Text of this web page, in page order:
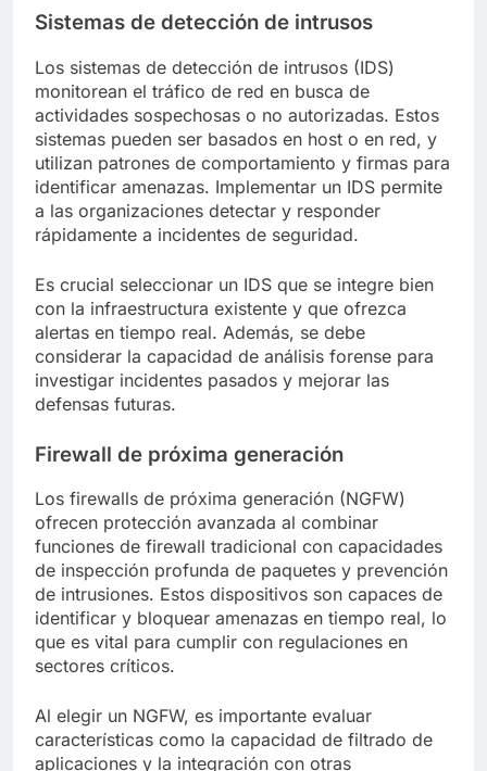
Sistemas de detección de intrusos
Los sistemas de detección de intrusos (IDS)
monitorean el tráfico de red en busca de
actividades sospechosas o no autorizadas. Estos
sistemas pueden ser basados en host o en red, y
utilizan patrones de comportamiento y firmas para
identificar amenazas. Implementar un IDS permite
a las organizaciones detectar y responder
rápidamente a incidentes de seguridad.
Es crucial seleccionar un IDS que se integre bien
con la infraestructura existente y que ofrezca
alertas en tiempo real. Además, se debe
considerar la capacidad de análisis forense para
investigar incidentes pasados y mejorar las
defensas futuras.
Firewall de próxima generación
Los firewalls de próxima generación (NGFW)
ofrecen protección avanzada al combinar
funciones de firewall tradicional con capacidades
de inspección profunda de paquetes y prevención
de intrusiones. Estos dispositivos son capaces de
identificar y bloquear amenazas en tiempo real, lo
que es vital para cumplir con regulaciones en
sectores críticos.
Al elegir un NGFW, es importante evaluar
características como la capacidad de filtrado de
aplicaciones y la integración con otras